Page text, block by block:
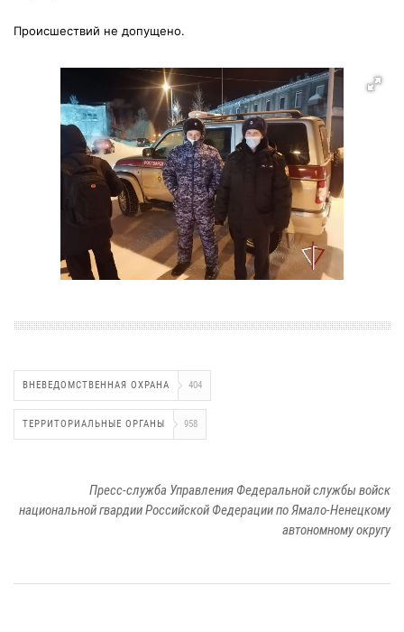
Происшествий не допущено.
ВНЕВЕДОМСТВЕННАЯ ОХРАНА 404
ТЕРРИТОРИАЛЬНЫЕ ОРГАНЫ 958
Пресс-служба Управления Федеральной службы войск
национальной гвардии Российской Федерации по Ямало-Ненецкому
автономному округу